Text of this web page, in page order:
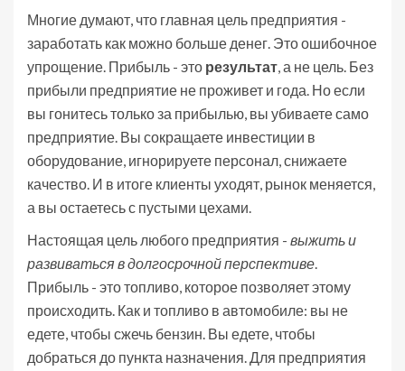
Многие думают, что главная цель предприятия -
заработать как можно больше денег. Это ошибочное
упрощение. Прибыль - это результат, а не цель. Без
прибыли предприятие не проживет и года. Но если
вы гонитесь только за прибылью, вы убиваете само
предприятие. Вы сокращаете инвестиции в
оборудование, игнорируете персонал, снижаете
качество. И в итоге клиенты уходят, рынок меняется,
а вы остаетесь с пустыми цехами.
Настоящая цель любого предприятия - выжить и
развиваться в долгосрочной перспективе.
Прибыль - это топливо, которое позволяет этому
происходить. Как и топливо в автомобиле: вы не
едете, чтобы сжечь бензин. Вы едете, чтобы
добраться до пункта назначения. Для предприятия